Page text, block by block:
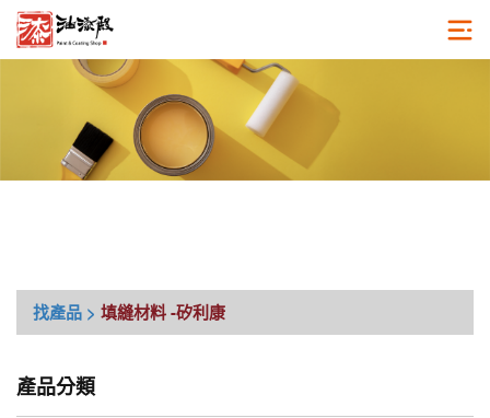
找產品 > 填縫材料-矽利康
產品分類